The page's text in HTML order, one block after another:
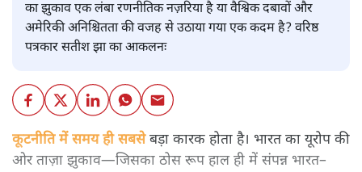
का झुकाव एक लंबा रणनीतिक नज़रिया है या वैश्विक दबावों और
अमेरिकी अनिश्चितता की वजह से उठाया गया एक कदम है? वरिष्ठ
पत्रकार सतीश झा का आकलनः
कूटनीति में समय ही सबसेबड़ा कारक होता है। भारत का यूरोप की
ओर ताज़ा झुकाव—जिसका ठोस रूप हाल ही में संपन्न भारत–